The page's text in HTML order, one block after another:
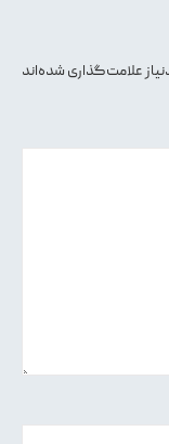
علامت‌گذاری شده‌اند